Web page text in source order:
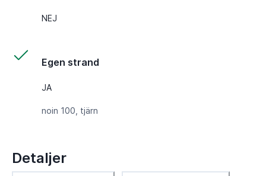
NEJ
Egen strand
JA
noin 100, tjärn
Detaljer